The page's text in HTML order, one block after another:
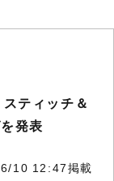
スティッチ＆
発表
10 12:47掲載